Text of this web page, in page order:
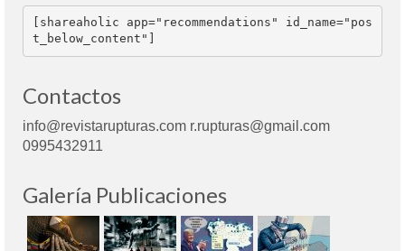
[shareaholic app="recommendations" id_name="pos
t_below_content"]
Contactos
info@revistarupturas.com r.rupturas@gmail.com
0995432911
Galería Publicaciones